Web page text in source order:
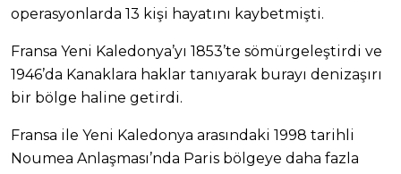
operasyonlarda 13 kişi hayatını kaybetmişti.
Fransa Yeni Kaledonya’yı 1853’te sömürgeleştirdi ve
1946’da Kanaklara haklar tanıyarak burayı denizaşırı
bir bölge haline getirdi.
Fransa ile Yeni Kaledonya arasındaki 1998 tarihli
Noumea Anlaşması’nda Paris bölgeye daha fazla